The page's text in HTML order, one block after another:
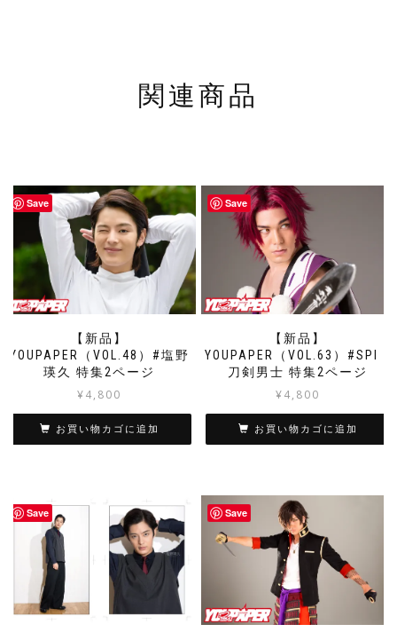
関連商品
Save
【新品】
YOUPAPER（VOL.48）#塩野
瑛久 特集2ページ
¥4,800
お買い物カゴに追加
Save
【新品】
YOUPAPER（VOL.63）#SPI #
刀剣男士 特集2ページ
¥4,800
お買い物カゴに追加
Save Save